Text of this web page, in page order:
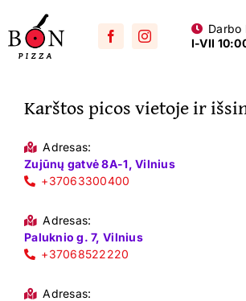
to
content
Darbo
I-VII
Karštos picos vietoje ir
Adresas:
Zujūnų gatvė 8A-1, Vilnius
+37063300400
Adresas:
Paluknio g. 7, Vilnius
+37068522220
Adresas: